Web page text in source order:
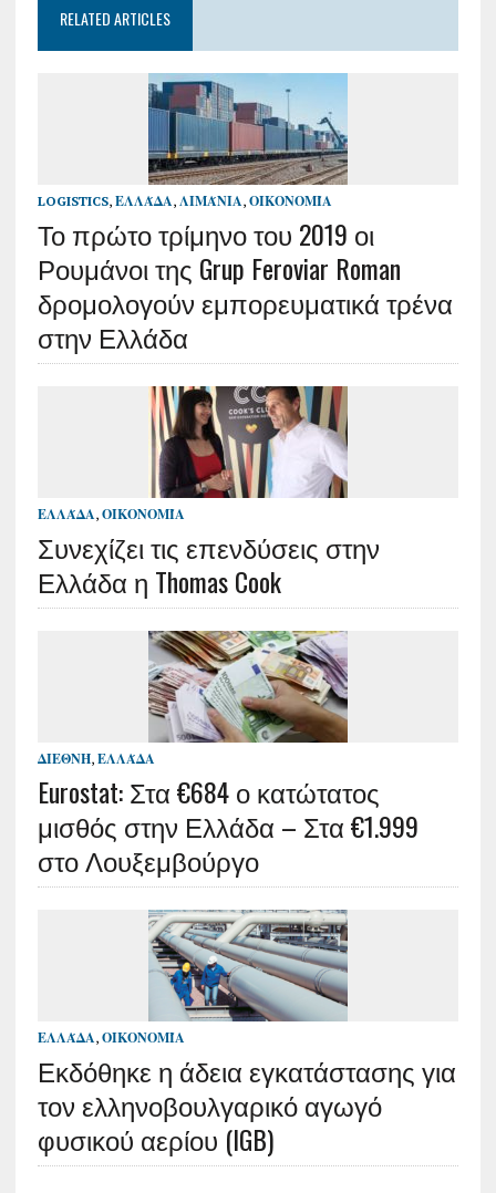
RELATED ARTICLES
LOGISTICS, ΕΛΛΆΔΑ, ΛΙΜΆΝΙΑ, ΟΙΚΟΝΟΜΊΑ
Το πρώτο τρίμηνο του 2019 οι
Ρουμάνοι της Grup Feroviar Roman
δρομολογούν εμπορευματικά τρένα
στην Ελλάδα
ΕΛΛΆΔΑ, ΟΙΚΟΝΟΜΊΑ
Συνεχίζει τις επενδύσεις στην
Ελλάδα η Thomas Cook
ΔΙΕΘΝΉ, ΕΛΛΆΔΑ
Eurostat: Στα €684 ο κατώτατος
μισθός στην Ελλάδα – Στα €1.999
στο Λουξεμβούργο
ΕΛΛΆΔΑ, ΟΙΚΟΝΟΜΊΑ
Εκδόθηκε η άδεια εγκατάστασης για
τον ελληνοβουλγαρικό αγωγό
φυσικού αερίου (IGB)